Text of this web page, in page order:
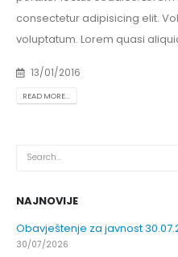
consectetur adipisicing elit.
voluptatum. Lorem quasi
13/01/2016
READ MORE...
NAJNOVIJE
Obavještenje za javnost
30/07/2026